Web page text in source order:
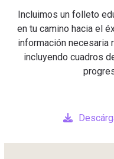
Incluimos un folleto
en tu camino hacia el
información necesaria
incluyendo cuadros